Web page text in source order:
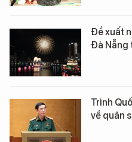
Đề xuất
Đà Nẵng
Trình
về quân